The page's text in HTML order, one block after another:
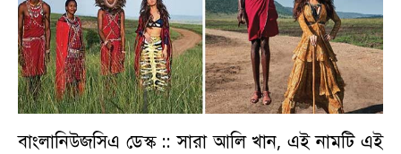
বাংলানিউজসিএ ডেস্ক :: সারা আলি খান, এই নামটি এই